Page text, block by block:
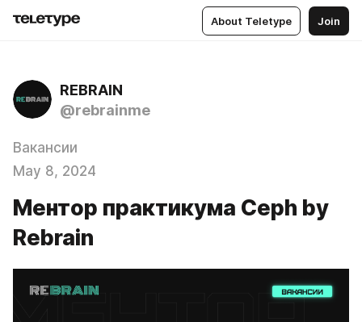
About Teletype Join
REBRAIN
@rebrainme
Вакансии
May 8, 2024
Ментор практикума Ceph by
Rebrain